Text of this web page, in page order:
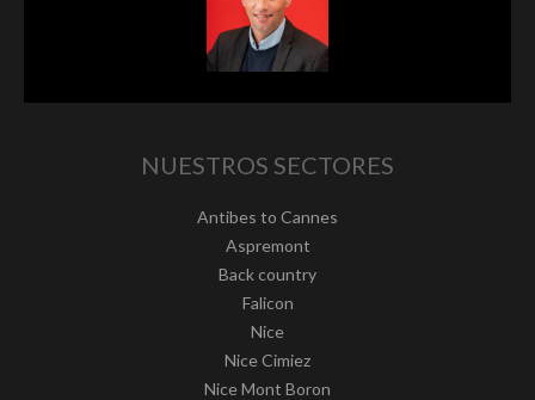
NUESTROS SECTORES
Antibes to Cannes
Aspremont
Back country
Falicon
Nice
Nice Cimiez
Nice Mont Boron